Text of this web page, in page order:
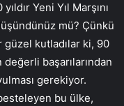
Yeni Yıl Marşını
mü? Çünkü
güzel kutladılar ki, 90
başarılarından
gerekiyor.
bu ülke,